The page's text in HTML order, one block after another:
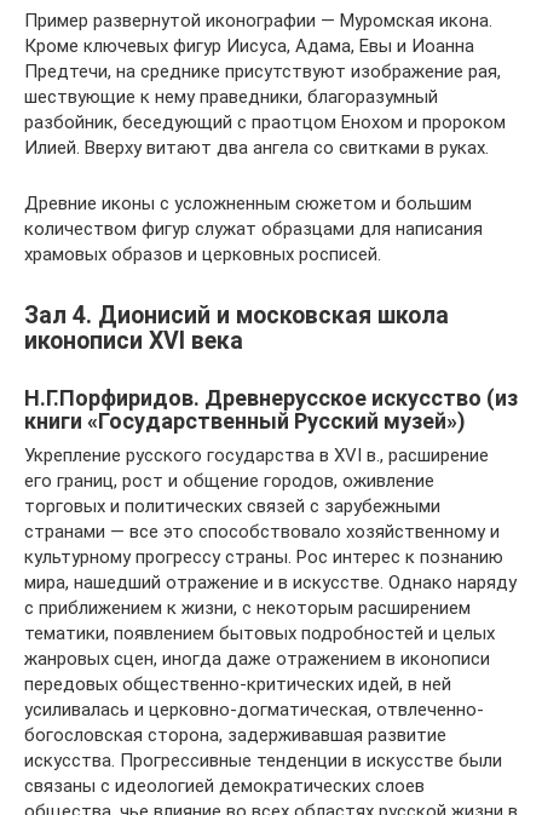
Пример развернутой иконографии — Муромская икона.
Кроме ключевых фигур Иисуса, Адама, Евы и Иоанна
Предтечи, на среднике присутствуют изображение рая,
шествующие к нему праведники, благоразумный
разбойник, беседующий с праотцом Енохом и пророком
Илией. Вверху витают два ангела со свитками в руках.
Древние иконы с усложненным сюжетом и большим
количеством фигур служат образцами для написания
храмовых образов и церковных росписей.
Зал 4. Дионисий и московская школа
иконописи XVI века
Н.Г.Порфиридов. Древнерусское искусство (из
книги «Государственный Русский музей»)
Укрепление русского государства в XVI в., расширение
его границ, рост и общение городов, оживление
торговых и политических связей с зарубежными
странами — все это способствовало хозяйственному и
культурному прогрессу страны. Рос интерес к познанию
мира, нашедший отражение и в искусстве. Однако наряду
с приближением к жизни, с некоторым расширением
тематики, появлением бытовых подробностей и целых
жанровых сцен, иногда даже отражением в иконописи
передовых общественно-критических идей, в ней
усиливалась и церковно-догматическая, отвлеченно-
богословская сторона, задерживавшая развитие
искусства. Прогрессивные тенденции в искусстве были
связаны с идеологией демократических слоев